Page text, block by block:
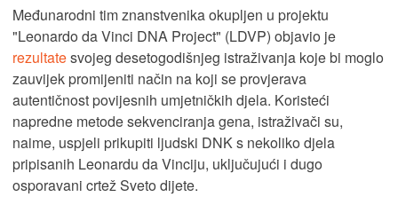
Međunarodni tim znanstvenika okupljen u projektu
"Leonardo da Vinci DNA Project" (LDVP) objavio je
rezultatesvojeg desetogodišnjeg istraživanja koje bi moglo
zauvijek promijeniti način na koji se provjerava
autentičnost povijesnih umjetničkih djela. Koristeći
napredne metode sekvenciranja gena, istraživači su,
naime, uspjeli prikupiti ljudski DNK s nekoliko djela
pripisanih Leonardu da Vinciju, uključujući i dugo
osporavani crtež Sveto dijete.